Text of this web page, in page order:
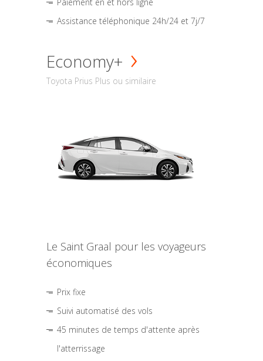
Assistance téléphonique 24h/24 et 7j/7
Economy+
Toyota Prius Plus ou similaire
Le Saint Graal pour les voyageurs
économiques
Prix fixe
Suivi automatisé des vols
45 minutes de temps d'attente après
l'atterrissage